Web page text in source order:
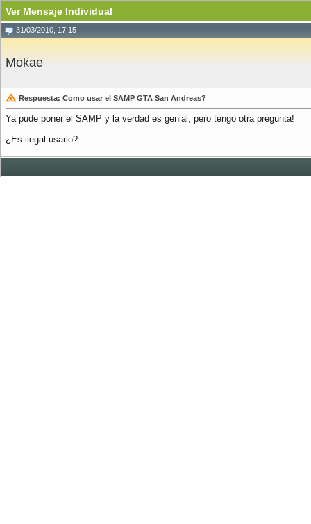
Ver Mensaje Individual
31/03/2010, 17:15
Mokae
Respuesta: Como usar el SAMP GTA San Andreas?
Ya pude poner el SAMP y la verdad es genial, pero tengo otra pregunta!
¿Es ilegal usarlo?